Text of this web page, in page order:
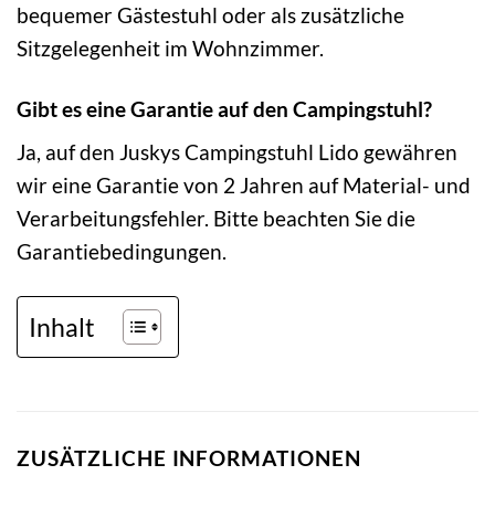
bequemer Gästestuhl oder als zusätzliche
Sitzgelegenheit im Wohnzimmer.
Gibt es eine Garantie auf den Campingstuhl?
Ja, auf den Juskys Campingstuhl Lido gewähren
wir eine Garantie von 2 Jahren auf Material- und
Verarbeitungsfehler. Bitte beachten Sie die
Garantiebedingungen.
Inhalt
ZUSÄTZLICHE INFORMATIONEN